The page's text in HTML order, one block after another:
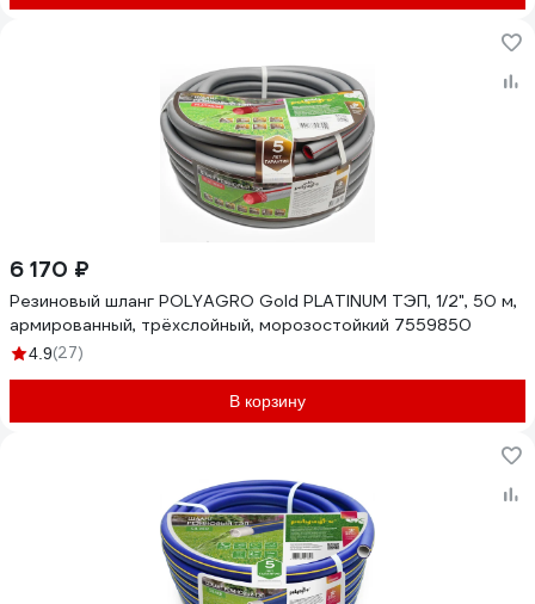
6 170 ₽
Резиновый шланг POLYAGRO Gold PLATINUM ТЭП, 1/2", 50 м,
армированный, трёхслойный, морозостойкий 7559850
4.9(27)
В корзину